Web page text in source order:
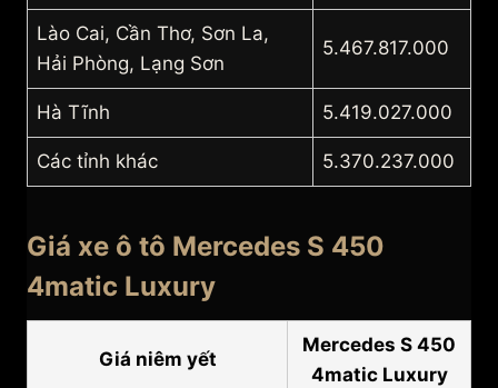
Lào Cai, Cần Thơ, Sơn La,
Hải Phòng, Lạng Sơn
5.467.817.000
Hà Tĩnh 5.419.027.000
Các tỉnh khác 5.370.237.000
Giá xe ô tô Mercedes S 450
4matic Luxury
Giá niêm yết
Mercedes S 450
4matic Luxury